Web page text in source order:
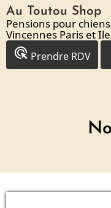
Aller
au
contenu
principal
Au Toutou Shop
Pensions pour
Vincennes Paris et
ads_click Prendre RDV